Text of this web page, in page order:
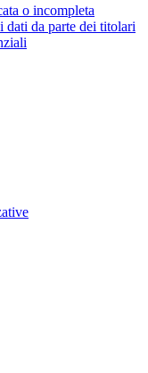
o incompleta
dati da parte dei titolari